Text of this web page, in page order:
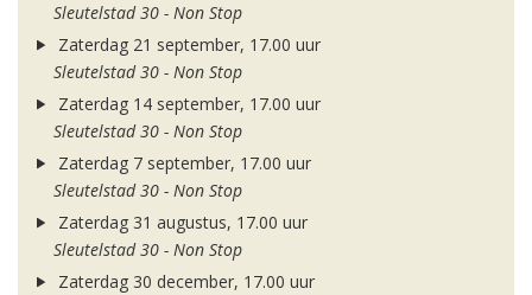
Sleutelstad 30 - Non Stop
Zaterdag 21 september, 17.00 uur
Sleutelstad 30 - Non Stop
Zaterdag 14 september, 17.00 uur
Sleutelstad 30 - Non Stop
Zaterdag 7 september, 17.00 uur
Sleutelstad 30 - Non Stop
Zaterdag 31 augustus, 17.00 uur
Sleutelstad 30 - Non Stop
Zaterdag 30 december, 17.00 uur